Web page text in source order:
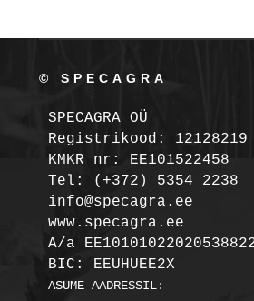
© SPECAGRA
SPECAGRA OÜ
Registrikood: 12128219
KMKR nr: EE101522458
Tel: (+372) 5354 2238
info@specagra.ee
A/a
BIC: EEUHUEE2X
ASUME AADRESSIL: